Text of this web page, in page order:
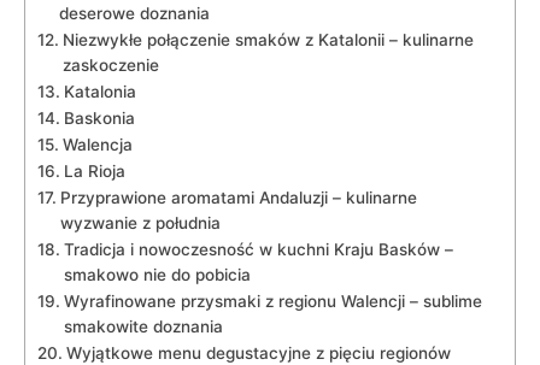
deserowe doznania
Niezwykłe połączenie smaków z Katalonii – kulinarne
zaskoczenie
Katalonia
Baskonia
Walencja
La Rioja
Przyprawione aromatami Andaluzji – kulinarne
wyzwanie z południa
Tradicja i nowoczesność w kuchni Kraju Basków –
smakowo nie do pobicia
Wyrafinowane przysmaki z regionu Walencji – sublime
smakowite doznania
Wyjątkowe menu degustacyjne z pięciu regionów